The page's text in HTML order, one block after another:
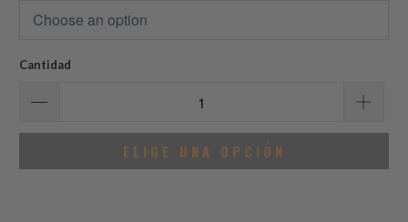
Cantidad
ELIGE UNA OPCIÓN